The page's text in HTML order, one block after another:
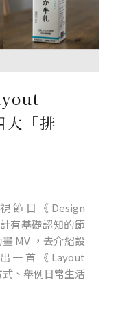
「排
節目《Design
有基礎認知的節
MV ，去介紹設
一首《Layout
、舉例日常生活